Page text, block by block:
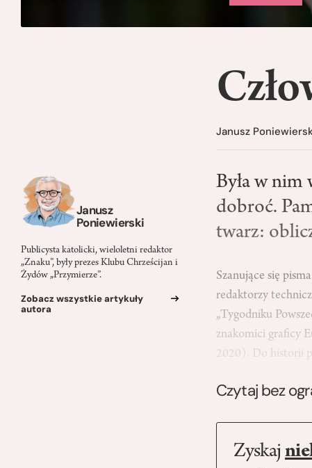
Janusz
Poniewierski
Publicysta katolicki, wieloletni redaktor
„Znaku”, były prezes Klubu Chrześcijan i
Żydów „Przymierze”.
Zobacz wszystkie artykuły
autora
Janusz
Była w nim
dobroć.
twarz:
Szanujące się
redaktorzy
„Tygodniku
znakomici graficy
2020). Do historii
Czytaj bez
Zyskaj